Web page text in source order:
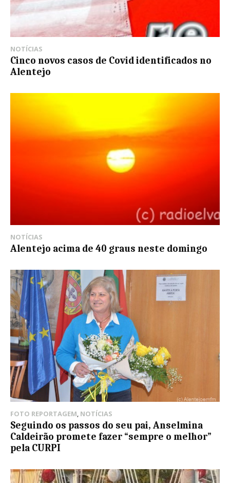
NOTÍCIAS
Cinco novos casos de Covid identificados no
Alentejo
NOTÍCIAS
Alentejo acima de 40 graus neste domingo
FOTO REPORTAGEM, NOTÍCIAS
Seguindo os passos do seu pai, Anselmina
Caldeirão promete fazer “sempre o melhor”
pela CURPI